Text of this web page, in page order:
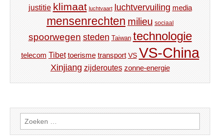
justitie klimaat luchtvaart luchtvervuiling media
mensenrechten milieu sociaal
spoorwegen steden Taiwan technologie
telecom Tibet toerisme transport VS VS-China
Xinjiang zijderoutes zonne-energie
Zoeken
naar: